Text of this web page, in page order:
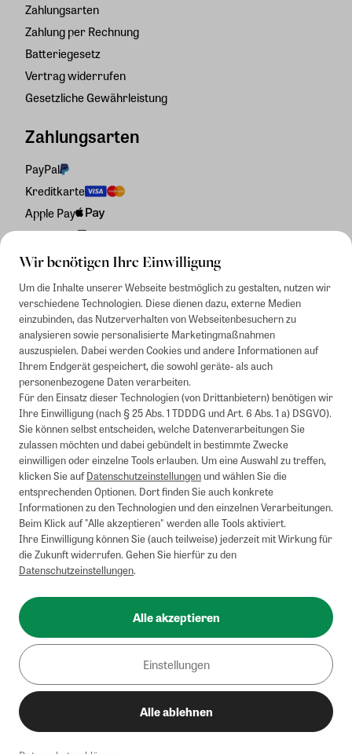
Wir benötigen Ihre Einwilligung
Um die Inhalte unserer Webseite bestmöglich zu gestalten, nutzen wir
verschiedene Technologien. Diese dienen dazu, externe Medien
einzubinden, das Nutzerverhalten von Webseitenbesuchern zu
analysieren sowie personalisierte Marketingmaßnahmen
auszuspielen. Dabei werden Cookies und andere Informationen auf
Ihrem Endgerät gespeichert, die sowohl geräte- als auch
personenbezogene Daten verarbeiten.
Für den Einsatz dieser Technologien (von Drittanbietern) benötigen wir
Ihre Einwilligung (nach § 25 Abs. 1 TDDDG und Art. 6 Abs. 1 a) DSGVO).
Sie können selbst entscheiden, welche Datenverarbeitungen Sie
zulassen möchten und dabei gebündelt in bestimmte Zwecke
einwilligen oder einzelne Tools erlauben. Um eine Auswahl zu treffen,
klicken Sie aufDatenschutzeinstellungenund wählen Sie die
entsprechenden Optionen. Dort finden Sie auch konkrete
Informationen zu den Technologien und den einzelnen Verarbeitungen.
Beim Klick auf "Alle akzeptieren" werden alle Tools aktiviert.
Ihre Einwilligung können Sie (auch teilweise) jederzeit mit Wirkung für
die Zukunft widerrufen. Gehen Sie hierfür zu den
Datenschutzeinstellungen.
Alle akzeptieren
Einstellungen
Alle ablehnen
Zahlungsarten
Zahlung per Rechnung
Batteriegesetz
Vertrag widerrufen
Gesetzliche Gewährleistung
Zahlungsarten
PayPal
Kreditkarte
Apple Pay
Rechnung